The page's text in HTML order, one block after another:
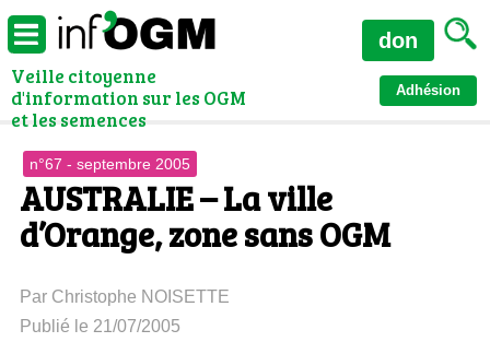
Veille citoyenne
d'information sur les OGM
et les semences
Adhésion
don
n°67 - septembre 2005
AUSTRALIE – La ville
d’Orange, zone sans OGM
Par Christophe NOISETTE
Publié le 21/07/2005